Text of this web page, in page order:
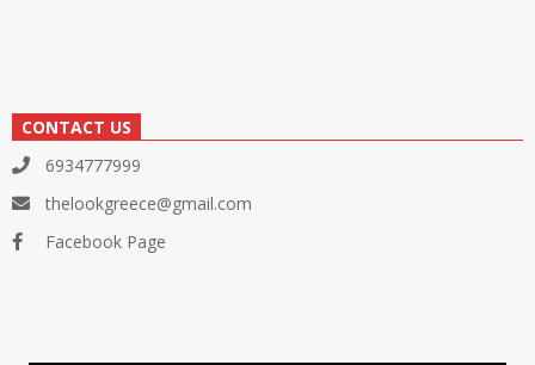
CONTACT US
6934777999
thelookgreece@gmail.com
Facebook Page